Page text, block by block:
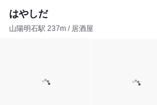
はやしだ
山陽明石駅 237m / 居酒屋